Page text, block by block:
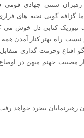
سنتی جهادی قومی
گزافه گویی نخبه های
تیوریک کتابی دل خوش می
راه بهتر کنار آمدن همه
اقناع وحرمت گذاری
مصیبت جهنم میهن در اوضاع
رهبرنمایان بیخرد خواهد